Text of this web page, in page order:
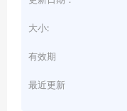
大小:
有效期
最近更新